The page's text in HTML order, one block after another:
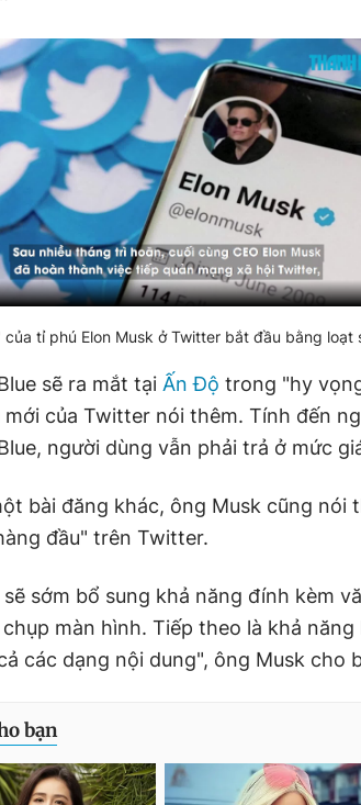
của tỉ phú Elon Musk ở Twitter bắt đầu bằng loạt
sẽ ra mắt tại Ấn Độ trong "hy
của Twitter nói thêm. Tính đến
người dùng vẫn phải trả ở mức
bài đăng khác, ông Musk cũng nói
đầu" trên Twitter.
sớm bổ sung khả năng đính kèm
chụp màn hình. Tiếp theo là khả
các dạng nội dung", ông Musk cho